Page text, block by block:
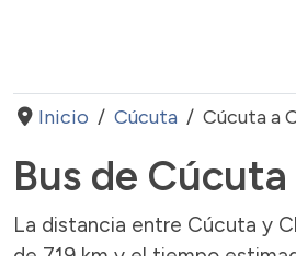
Inicio Cúcuta Cúcuta a
Bus de
La distancia entre Cúcuta y